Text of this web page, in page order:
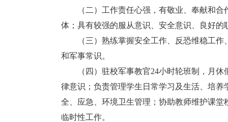
（二）工作责任心强，有敬业、奉献和合
体；具有较强的服从意识、安全意识、良好的
（三）熟练掌握安全工作、反恐维稳工作
和军事常识。
（四）驻校军事教官24小时轮班制，月休
律意识；负责管理学生日常学习及生活、培
全、应急、环境卫生管理；协助教师维护课
临时性工作。